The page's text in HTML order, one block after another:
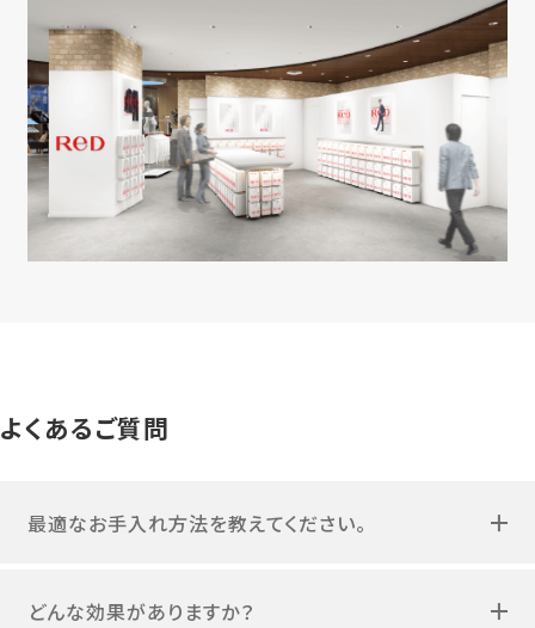
よくあるご質問
最適なお手入れ方法を教えてください。
どんな効果がありますか？